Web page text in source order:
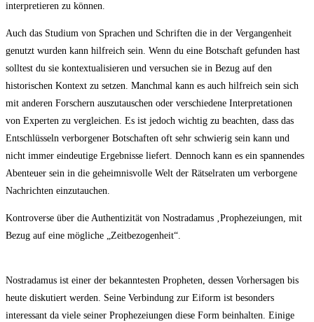
interpretieren zu können.
Auch das Studium von Sprachen und Schriften die in der Vergangenheit
genutzt wurden kann hilfreich sein. Wenn du eine Botschaft gefunden hast
solltest du sie kontextualisieren und versuchen sie in Bezug auf den
historischen Kontext zu setzen. Manchmal kann es auch hilfreich sein sich
mit anderen Forschern auszutauschen oder verschiedene Interpretationen
von Experten zu vergleichen. Es ist jedoch wichtig zu beachten, dass das
Entschlüsseln verborgener Botschaften oft sehr schwierig sein kann und
nicht immer eindeutige Ergebnisse liefert. Dennoch kann es ein spannendes
Abenteuer sein in die geheimnisvolle Welt der Rätselraten um verborgene
Nachrichten einzutauchen.
Kontroverse über die Authentizität von Nostradamus ‚Prophezeiungen, mit
Bezug auf eine mögliche „Zeitbezogenheit“.
Nostradamus ist einer der bekanntesten Propheten, dessen Vorhersagen bis
heute diskutiert werden. Seine Verbindung zur Eiform ist besonders
interessant da viele seiner Prophezeiungen diese Form beinhalten. Einige